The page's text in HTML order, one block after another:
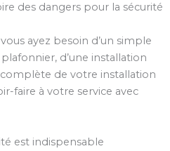
des dangers pour la sécurité
ayez besoin d’un simple
d’une installation
de votre installation
faire à votre service avec
est indispensable